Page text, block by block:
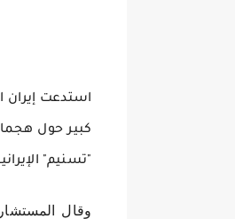
استدعت إيران
كبير حول
"تسنيم"
وقال